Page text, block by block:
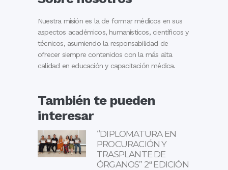
Nuestra misión es la de formar médicos en sus
aspectos académicos, humanísticos, científicos y
técnicos, asumiendo la responsabilidad de
ofrecer siempre contenidos con la más alta
calidad en educación y capacitación médica.
También te pueden
interesar
“DIPLOMATURA EN
PROCURACIÓN Y
TRASPLANTE DE
ÓRGANOS” 2ª EDICIÓN